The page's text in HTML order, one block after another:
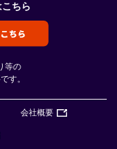
ちら
等の
す。
会社概要